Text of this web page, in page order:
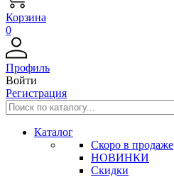
Корзина
0
Профиль
Войти
Регистрация
Каталог
Скоро в продаже
НОВИНКИ
Скидки